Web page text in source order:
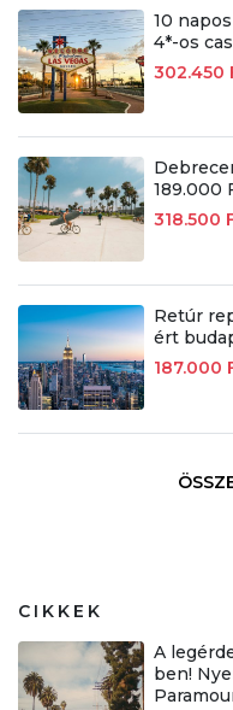
10
4*-os
302.450
189.000
318.500
Retúr
ért
187.000
CIKKEK
A
ben!